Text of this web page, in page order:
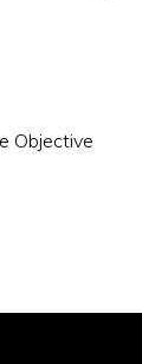
Objective